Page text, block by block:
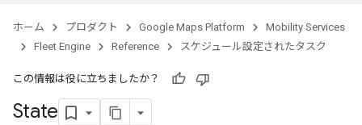
ホーム プロダクト Google Maps Platform
Mobility Services
Fleet Engine
Reference スケジュール設定されたタスク
この情報は役に立ちましたか？
State